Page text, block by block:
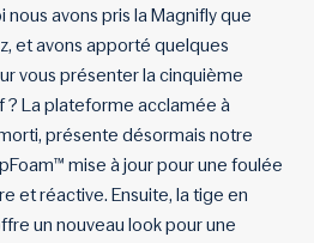
nous avons pris la Magnifly que
et avons apporté quelques
vous présenter la cinquième
? La plateforme acclamée à
présente désormais notre
mise à jour pour une foulée
et réactive. Ensuite, la tige en
un nouveau look pour une